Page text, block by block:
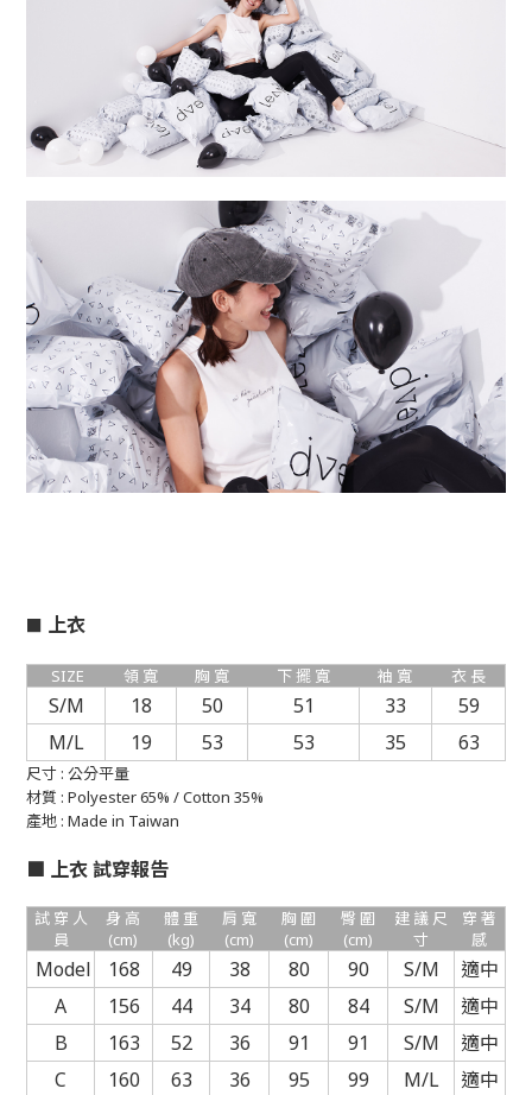
■ 上衣
SIZE 領 寬 胸 寬 下 擺 寬 袖 寬 衣 長
S/M 18 50 51 33
59
M/L
19 53 53 35 63
尺寸 : 公分平量
材質 : Polyester 65% / Cotton 35%
產地 : Made in Taiwan
■ 上衣試穿報告
試 穿 人
員
身 高
(cm)
體 重
(kg)
肩 寬
(cm)
胸 圍
(cm)
臀 圍
(cm)
建 議 尺
寸
穿 著
感
Model 168 49 38 80 90 S/M
適中
A
156 44 34 80 84 S/M
適中
B
163 52 36 91 91 S/M
適中
C
160 63 36 95 99 M/L 適中